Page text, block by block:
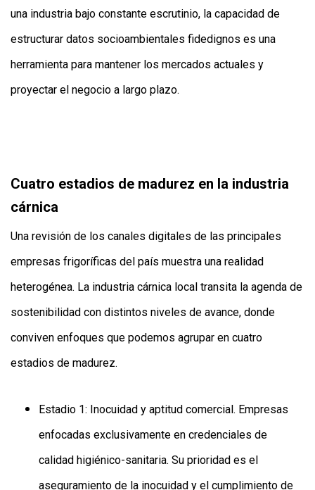
una industria bajo constante escrutinio, la capacidad de
estructurar datos socioambientales fidedignos es una
herramienta para mantener los mercados actuales y
proyectar el negocio a largo plazo.
Cuatro estadios de madurez en la industria
cárnica
Una revisión de los canales digitales de las principales
empresas frigoríficas del país muestra una realidad
heterogénea. La industria cárnica local transita la agenda de
sostenibilidad con distintos niveles de avance, donde
conviven enfoques que podemos agrupar en cuatro
estadios de madurez.
Estadio 1: Inocuidad y aptitud comercial. Empresas
enfocadas exclusivamente en credenciales de
calidad higiénico-sanitaria. Su prioridad es el
aseguramiento de la inocuidad y el cumplimiento de